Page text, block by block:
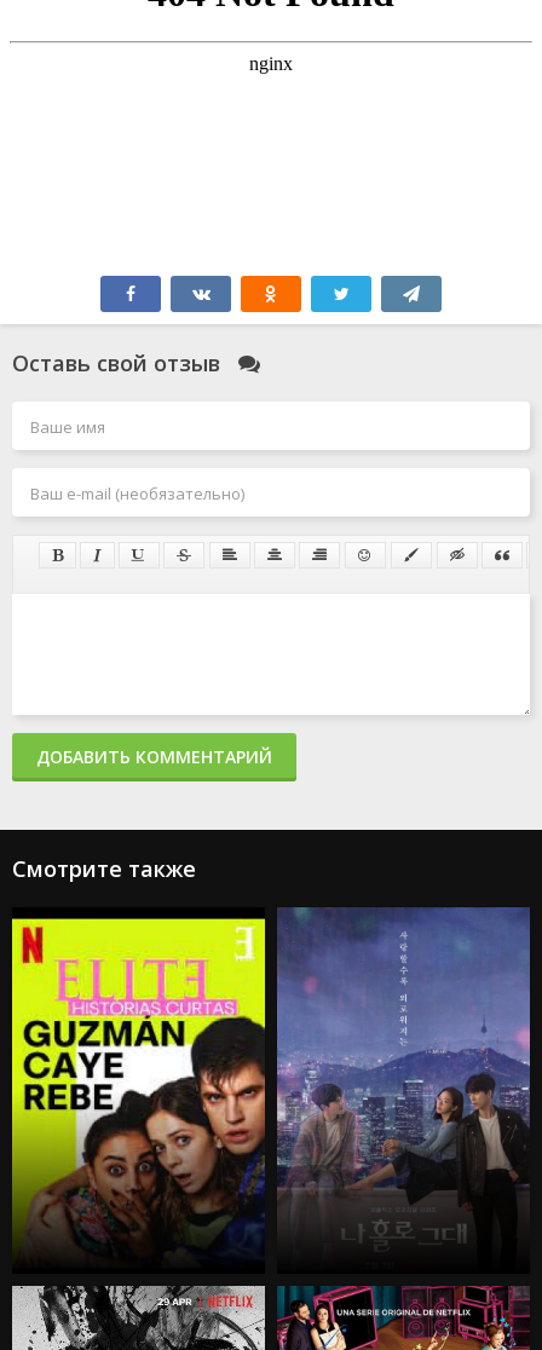
Оставь свой отзыв
ДОБАВИТЬ КОММЕНТАРИЙ
Смотрите также